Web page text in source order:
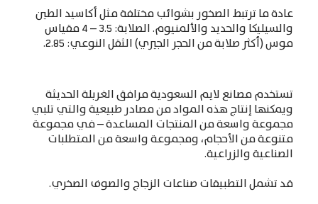
عادة ما ترتبط الصخور بشوائب مختلفة مثل أكاسيد الطين
والسيليكا والحديد والألمنيوم.الصلابة: 3.5 – 4
مقياس
موس(أكثر صلابة من الحجر الجيري)الثقل النوعي: 2.85.
تستخدم مصانع لايم السعودية مرافق الغربلة الحديثة
ويمكنها إنتاج هذه المواد من مصادر طبيعية والتي تلبي
مجموعة واسعة من المنتجات المساعدة–في مجموعة
متنوعة من الأحجام، ومجموعة واسعة من المتطلبات
الصناعية والزراعية.
قد تشمل التطبيقات صناعات الزجاج والصوف الصخري.